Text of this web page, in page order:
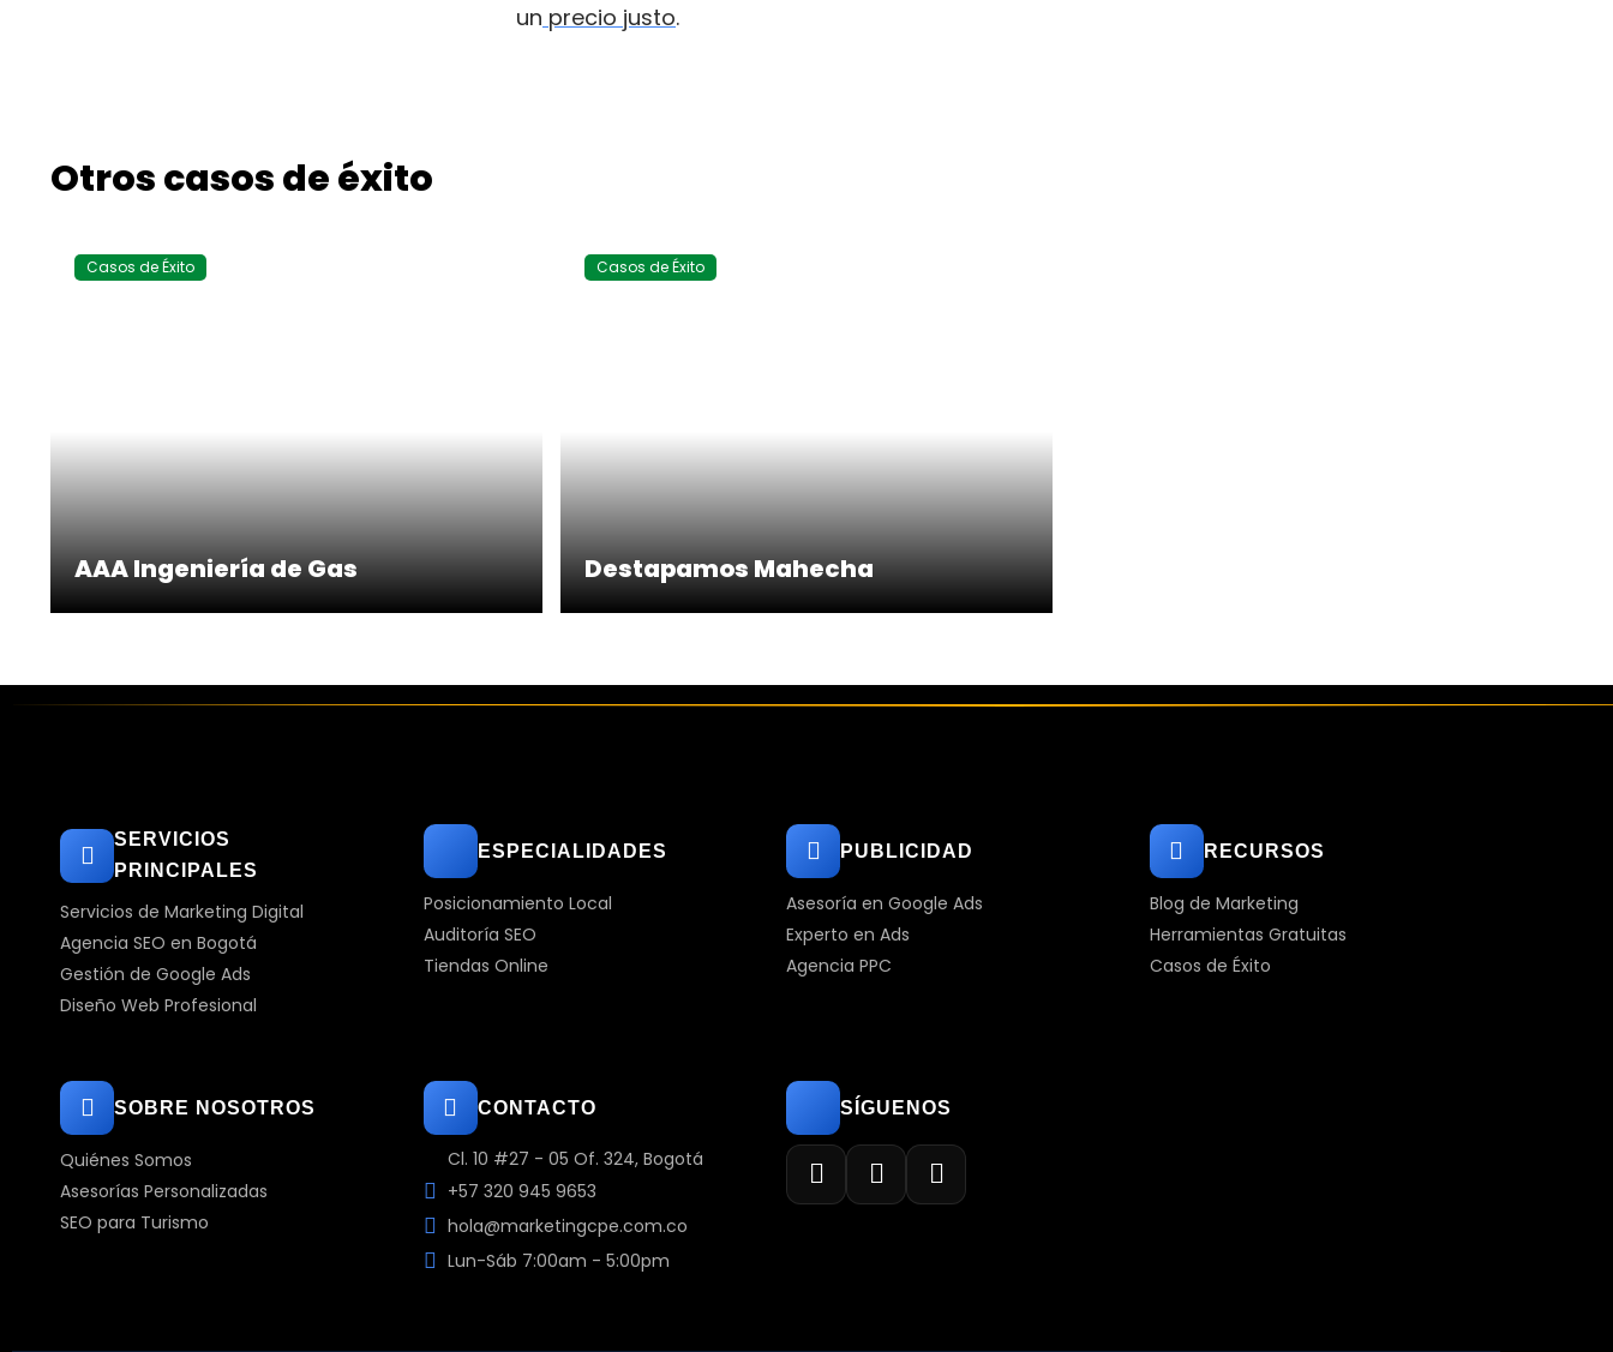
un precio justo.
Otros casos de éxito
Casos de Éxito
AAA Ingeniería de Gas
Casos de Éxito
Destapamos Mahecha
SERVICIOS
PRINCIPALES
Servicios de Marketing Digital
Agencia SEO en Bogotá
Gestión de Google Ads
Diseño Web Profesional
ESPECIALIDADES
Posicionamiento Local
Auditoría SEO
Tiendas Online
PUBLICIDAD
Asesoría en Google Ads
Experto en Ads
Agencia PPC
RECURSOS
Blog de Marketing
Herramientas Gratuitas
Casos de Éxito
SOBRE NOSOTROS
Quiénes Somos
Asesorías Personalizadas
SEO para Turismo
CONTACTO
Cl. 10 #27 - 05 Of. 324, Bogotá
+57 320 945 9653
hola@marketingcpe.com.co
Lun-Sáb 7:00am - 5:00pm
SÍGUENOS